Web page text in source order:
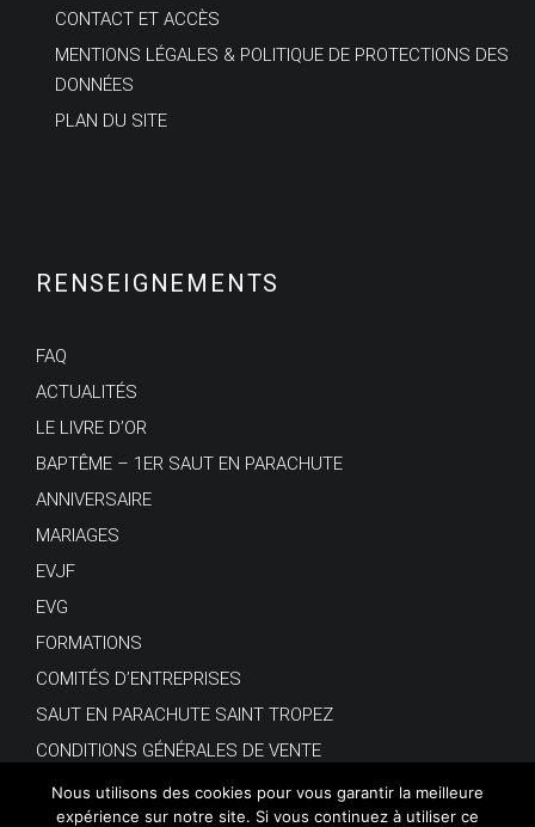
CONTACT ET ACCÈS
MENTIONS LÉGALES & POLITIQUE DE PROTECTIONS DES
DONNÉES
PLAN DU SITE
RENSEIGNEMENTS
FAQ
ACTUALITÉS
LE LIVRE D’OR
BAPTÊME – 1ER SAUT EN PARACHUTE
ANNIVERSAIRE
MARIAGES
EVJF
EVG
FORMATIONS
COMITÉS D’ENTREPRISES
SAUT EN PARACHUTE SAINT TROPEZ
CONDITIONS GÉNÉRALES DE VENTE
Nous utilisons des cookies pour vous garantir la meilleure
expérience sur notre site. Si vous continuez à utiliser ce